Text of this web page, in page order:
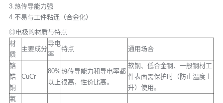
3.热传导能力强
4.不易与工件粘连（合金化）
◎电极的材质与特点
材
质
主要成分
导电
率
特点 通用场合
铬
锆
铜
CuCr
80%
以上
热传导能力和导电率都
很高，性价比高。
软钢、低合金钢、一般钢材工
件表面需保护时（防止温度上
升）使用。
氧